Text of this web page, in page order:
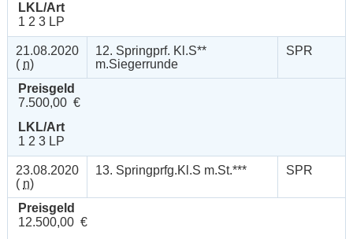
LKL/Art
1 2 3 LP
21.08.2020
( n)
12. Springprf. Kl.S**
m.Siegerrunde
SPR
Preisgeld
7.500,00 €
LKL/Art
1 2 3 LP
23.08.2020
( n)
13. Springprfg.Kl.S m.St.*** SPR
Preisgeld
12.500,00 €